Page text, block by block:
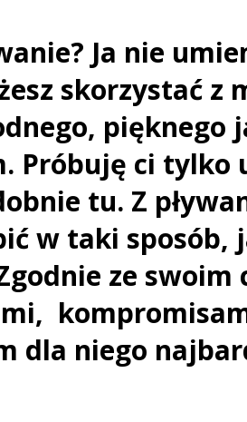
Ja nie
skorzystać z
pięknego
Próbuję ci tylko
tu. Z
w taki sposób,
ze swoim
dla niego